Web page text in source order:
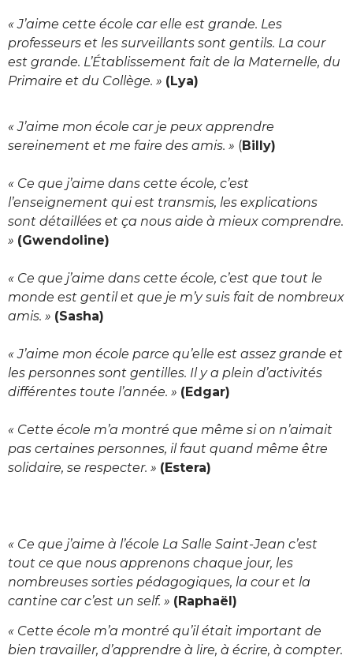
« J’aime cette école car elle est grande. Les
professeurs et les surveillants sont gentils. La cour
est grande. L’Établissement fait de la Maternelle, du
Primaire et du Collège. » (Lya)
« J’aime mon école car je peux apprendre
sereinement et me faire des amis. » (Billy)
« Ce que j’aime dans cette école, c’est
l’enseignement qui est transmis, les explications
sont détaillées et ça nous aide à mieux comprendre.
» (Gwendoline)
« Ce que j’aime dans cette école, c’est que tout le
monde est gentil et que je m’y suis fait de nombreux
amis. » (Sasha)
« J’aime mon école parce qu’elle est assez grande et
les personnes sont gentilles. Il y a plein d’activités
différentes toute l’année. » (Edgar)
« Cette école m’a montré que même si on n’aimait
pas certaines personnes, il faut quand même être
solidaire, se respecter. » (Estera)
« Ce que j’aime à l’école La Salle Saint-Jean c’est
tout ce que nous apprenons chaque jour, les
nombreuses sorties pédagogiques, la cour et la
cantine car c’est un self. » (Raphaël)
« Cette école m’a montré qu’il était important de
bien travailler, d’apprendre à lire, à écrire, à compter.